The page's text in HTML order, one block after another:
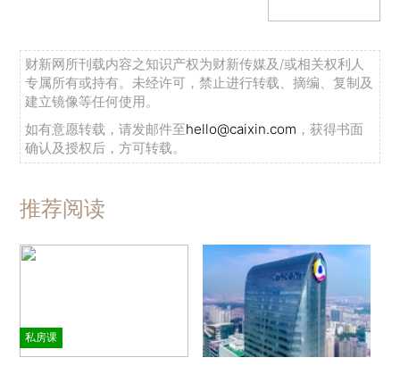
财新网所刊载内容之知识产权为财新传媒及/或相关权利人
专属所有或持有。未经许可，禁止进行转载、摘编、复制及
建立镜像等任何使用。
如有意愿转载，请发邮件至hello@caixin.com ，获得书面
确认及授权后，方可转载。
推荐阅读
私房课